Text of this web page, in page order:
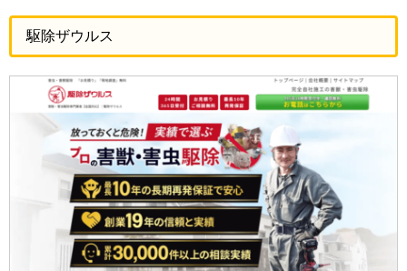
駆除ザウルス